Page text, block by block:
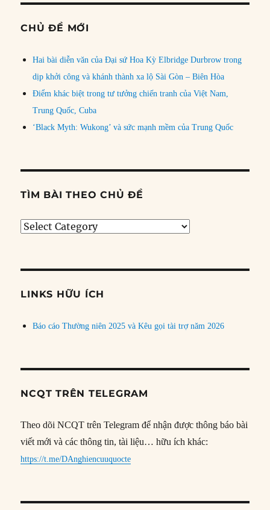
CHỦ ĐỀ MỚI
Hai bài diễn văn của Đại sứ Hoa Kỳ Elbridge Durbrow trong
dịp khởi công và khánh thành xa lộ Sài Gòn – Biên Hòa
Điểm khác biệt trong tư tưởng chiến tranh của Việt Nam,
Trung Quốc, Cuba
‘Black Myth: Wukong’ và sức mạnh mềm của Trung Quốc
TÌM BÀI THEO CHỦ ĐỀ
Tìm
đề
LINKS HỮU ÍCH
Báo cáo Thường niên 2025 và Kêu gọi tài trợ năm 2026
NCQT TRÊN TELEGRAM
Theo dõi NCQT trên Telegram để nhận được thông báo bài
viết mới và các thông tin, tài liệu… hữu ích khác:
https://t.me/DAnghiencuuquocte